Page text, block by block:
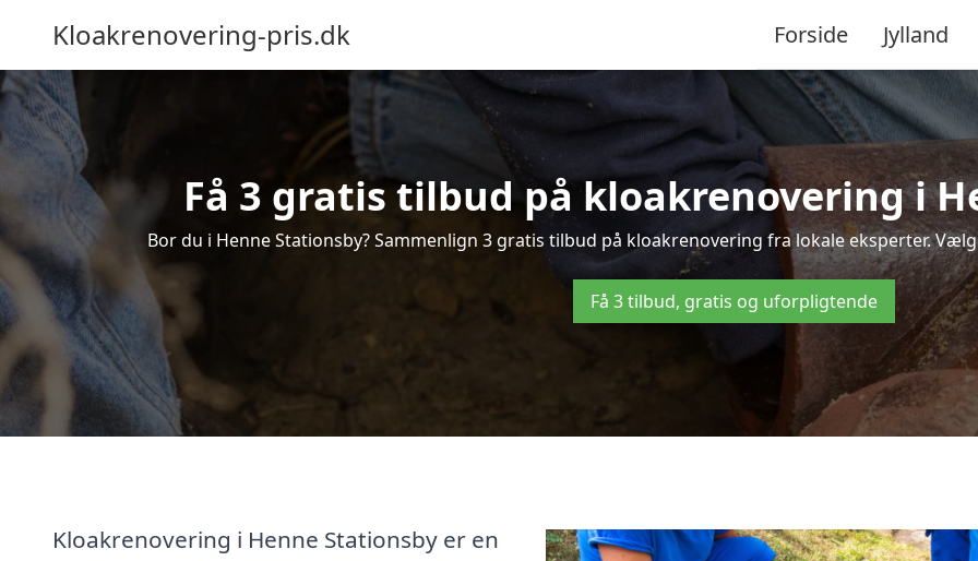
Kloakrenovering-pris.dk Forside Jylland
Få 3 gratis tilbud på kloakrenovering i
Bor du i Henne Stationsby? Sammenlign 3 gratis tilbud på kloakrenovering fra lokale eksperter.
Få 3 tilbud, gratis og uforpligtende
Kloakrenovering i Henne Stationsby er en